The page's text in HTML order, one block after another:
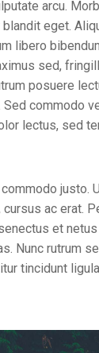
arcu.
eget.
libero
sed,
posuere
Sed commodo
lectus, sed
justo.
cursus ac erat.
et
Nunc rutrum
tincidunt